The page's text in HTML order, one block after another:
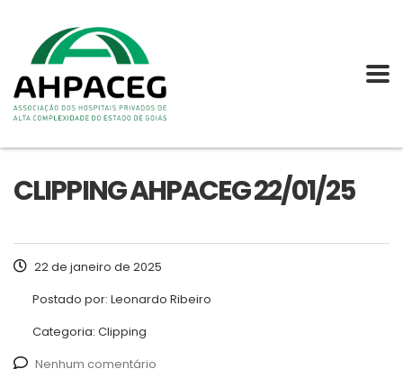
CLIPPING AHPACEG 22/01/25
22 de janeiro de 2025
Postado por: Leonardo Ribeiro
Categoria: Clipping
Nenhum comentário